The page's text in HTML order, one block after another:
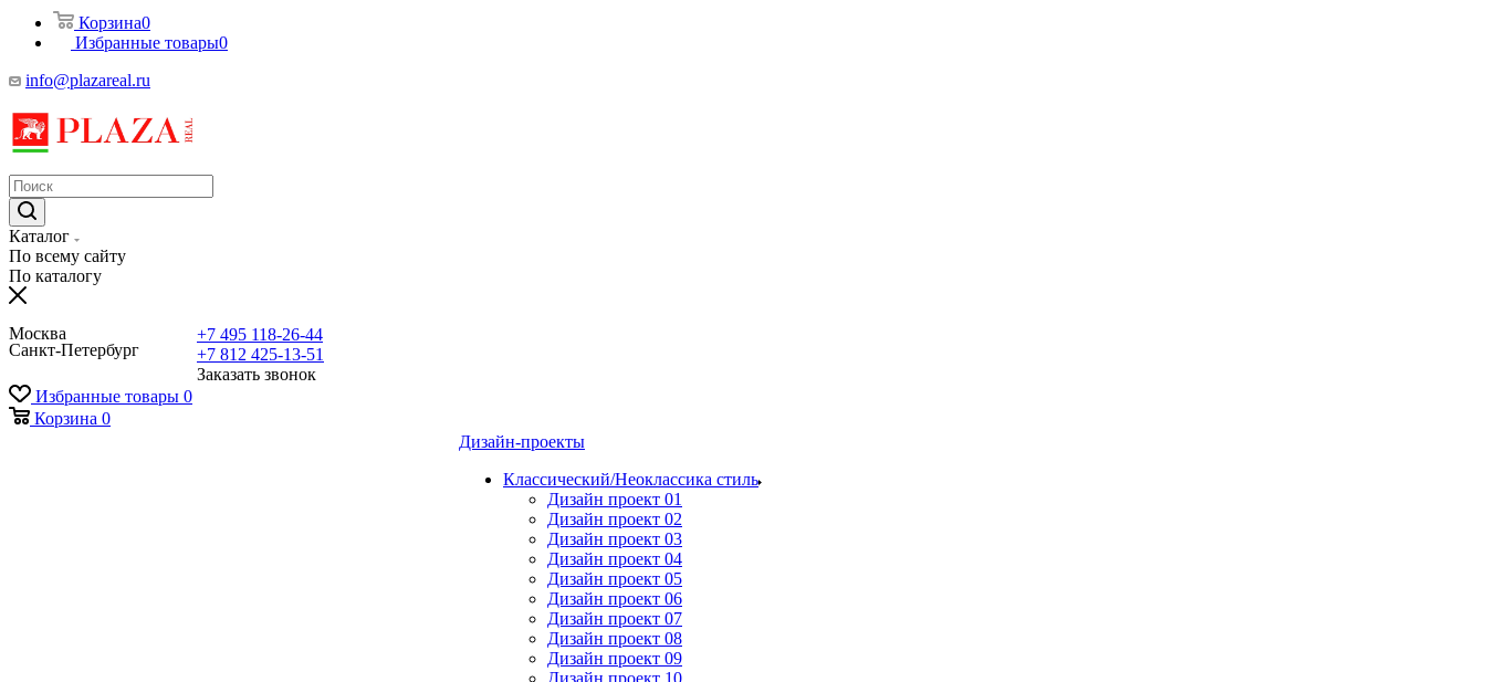
Корзина0
Избранные товары0
info@plazareal.ru
Каталог
По всему сайту
По каталогу
Москва
Санкт-Петербург
+7 495 118-26-44
+7 812 425-13-51
Заказать звонок
Избранные товары 0
Корзина 0
Дизайн-проекты
Классический/Неоклассика стиль
Дизайн проект 01
Дизайн проект 02
Дизайн проект 03
Дизайн проект 04
Дизайн проект 05
Дизайн проект 06
Дизайн проект 07
Дизайн проект 08
Дизайн проект 09
Дизайн проект 10